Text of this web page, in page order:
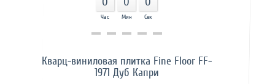
Час Мин Сек
Купить в 1 клик
Кварц-виниловая плитка Fine Floor FF-
1971 Дуб Капри